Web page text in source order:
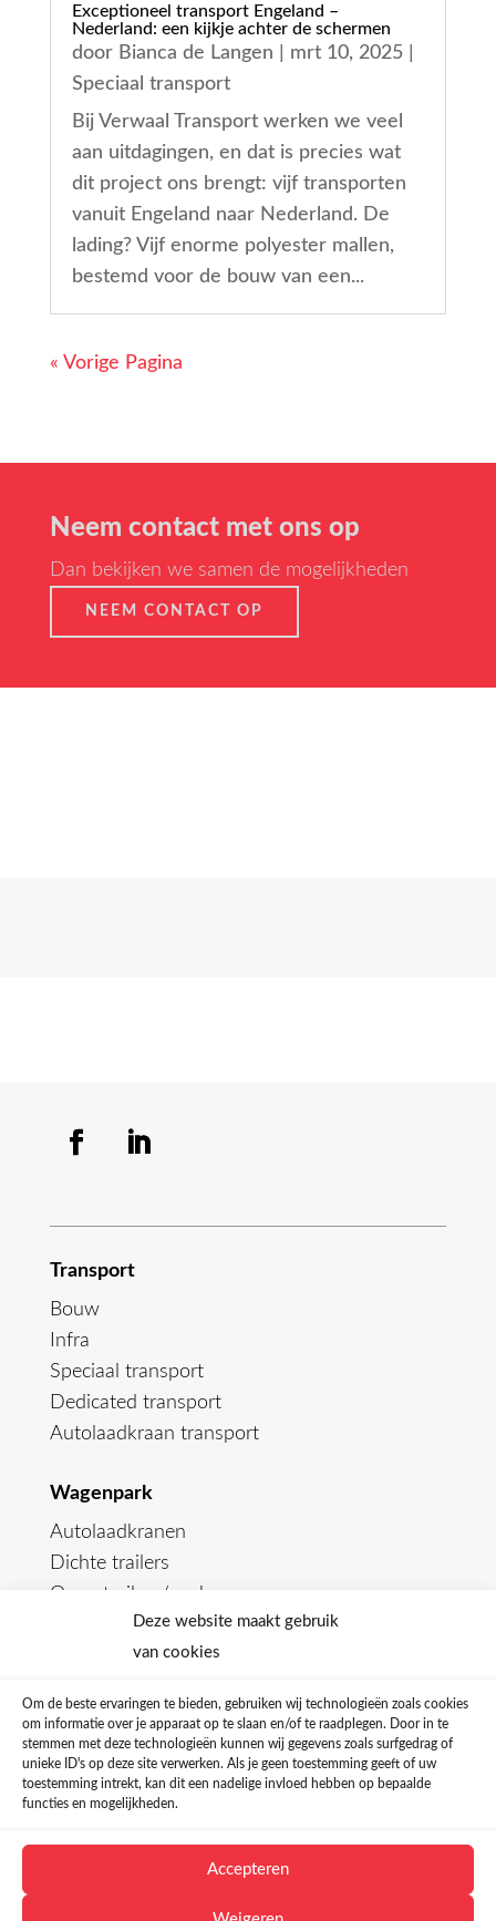
Deze website maakt gebruik
van cookies
Om de beste ervaringen te bieden, gebruiken wij technologieën zoals cookies
om informatie over je apparaat op te slaan en/of te raadplegen. Door in te
stemmen met deze technologieën kunnen wij gegevens zoals surfgedrag of
unieke ID's op deze site verwerken. Als je geen toestemming geeft of uw
toestemming intrekt, kan dit een nadelige invloed hebben op bepaalde
functies en mogelijkheden.
Accepteren
Exceptioneel transport Engeland –
Nederland: een kijkje achter de schermen
door Bianca de Langen mrt 10, 2025|
Speciaal transport
Bij Verwaal Transport werken we veel
aan uitdagingen, en dat is precies wat
dit project ons brengt: vijf transporten
vanuit Engeland naar Nederland. De
lading? Vijf enorme polyester mallen,
bestemd voor de bouw van een...
« Vorige Pagina
Neem contact met ons op
Dan bekijken we samen de mogelijkheden
NEEM CONTACT OP
Transport
Bouw
Infra
Speciaal transport
Dedicated transport
Autolaadkraan transport
Wagenpark
Autolaadkranen
Dichte trailers
Open trailers/aanhangers
Privacyverklaring
Cookiebeleid
Algemene voorwaarden
Webdesign DoubleWeb